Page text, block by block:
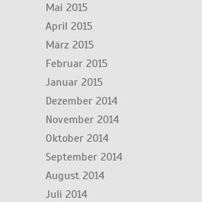
Mai 2015
April 2015
März 2015
Februar 2015
Januar 2015
Dezember 2014
November 2014
Oktober 2014
September 2014
August 2014
Juli 2014